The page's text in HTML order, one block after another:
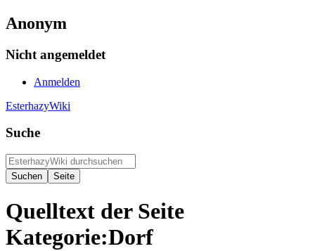
Anonym
Nicht angemeldet
Anmelden
EsterhazyWiki
Suche
Quelltext der Seite
Kategorie:Dorf